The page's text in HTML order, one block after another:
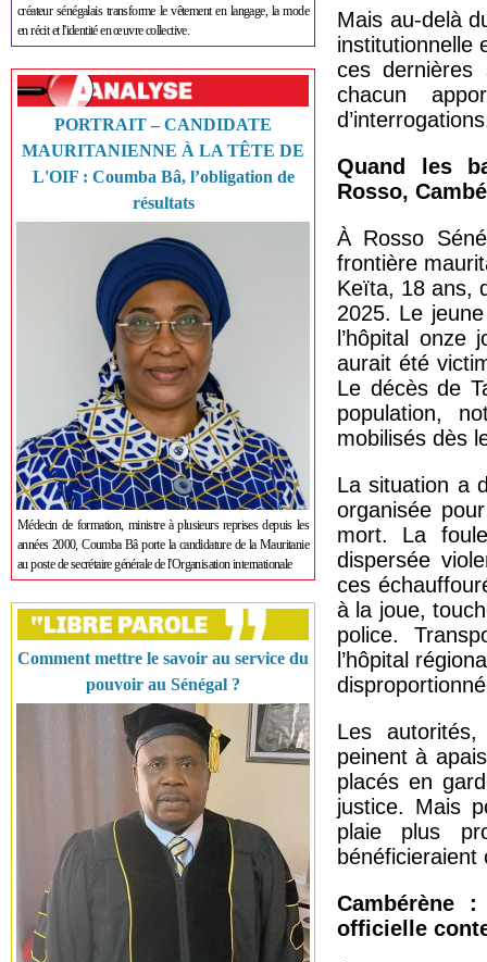
créateur sénégalais transforme le vêtement en langage, la mode
en récit et l'identité en œuvre collective.
PORTRAIT – CANDIDATE
MAURITANIENNE À LA TÊTE DE
L'OIF : Coumba Bâ, l’obligation de
résultats
Médecin de formation, ministre à plusieurs reprises depuis les
années 2000, Coumba Bâ porte la candidature de la Mauritanie
au poste de secrétaire générale de l'Organisation internationale
Comment mettre le savoir au service du
pouvoir au Sénégal ?
Mais au-delà
institutionnelle
ces dernières
chacun
Quand les
Rosso,
À Rosso
frontière
Keïta, 18 ans,
2025. Le
l’hôpital
aurait été
Le décès de
population,
mobilisés dès
La situation a
organisée
mort. La
dispersée
ces
à la joue,
police.
l’hôpital
Les autorités,
peinent à
placés en
justice. Mais
plaie plus
Cambérène
officielle